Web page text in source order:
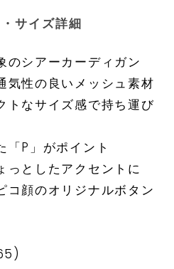
サイズ詳細
のシアーカーディガン
気性の良いメッシュ素材
トなサイズ感で持ち運び
「P」がポイント
っとしたアクセントに
コ顔のオリジナルボタン